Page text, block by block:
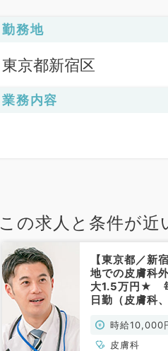
勤務地
東京都新宿区
業務内容
この求人と条件が近
【東京都／新
地での皮膚科
大1.5万円★
日勤（皮膚科
時給10,000
皮膚科